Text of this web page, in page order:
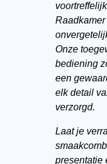
Onze
bediening
een
elk detail
verzorgd.
Laat je
presentatie